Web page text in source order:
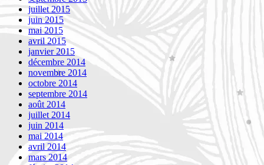
juillet 2015
juin 2015
mai 2015
avril 2015
janvier 2015
décembre 2014
novembre 2014
octobre 2014
septembre 2014
août 2014
juillet 2014
juin 2014
mai 2014
avril 2014
mars 2014